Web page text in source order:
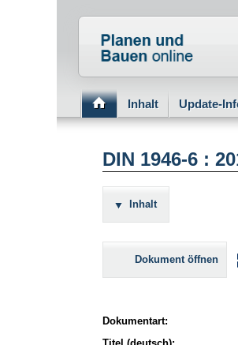
Normenportal
Inhalt Update-
DIN 1946-6 :
Inhalt
Dokument öffnen
Dokumentart: